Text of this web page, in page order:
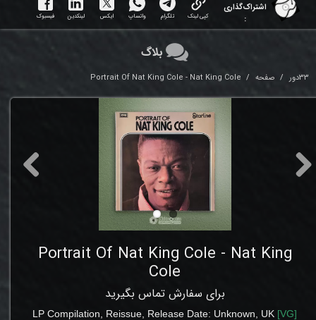
اشتراک‌گذاری
:
کپی لینک تلگرام واتساپ ایکس لینکدین فیسبوک
33دور صفحه Portrait Of Nat King Cole - Nat King Cole
Portrait Of Nat King Cole - Nat King
Cole
برای سفارش تماس بگیرید
LPCompilation Reissue, Release Date: Unknown , UK [VG]
بلاگ